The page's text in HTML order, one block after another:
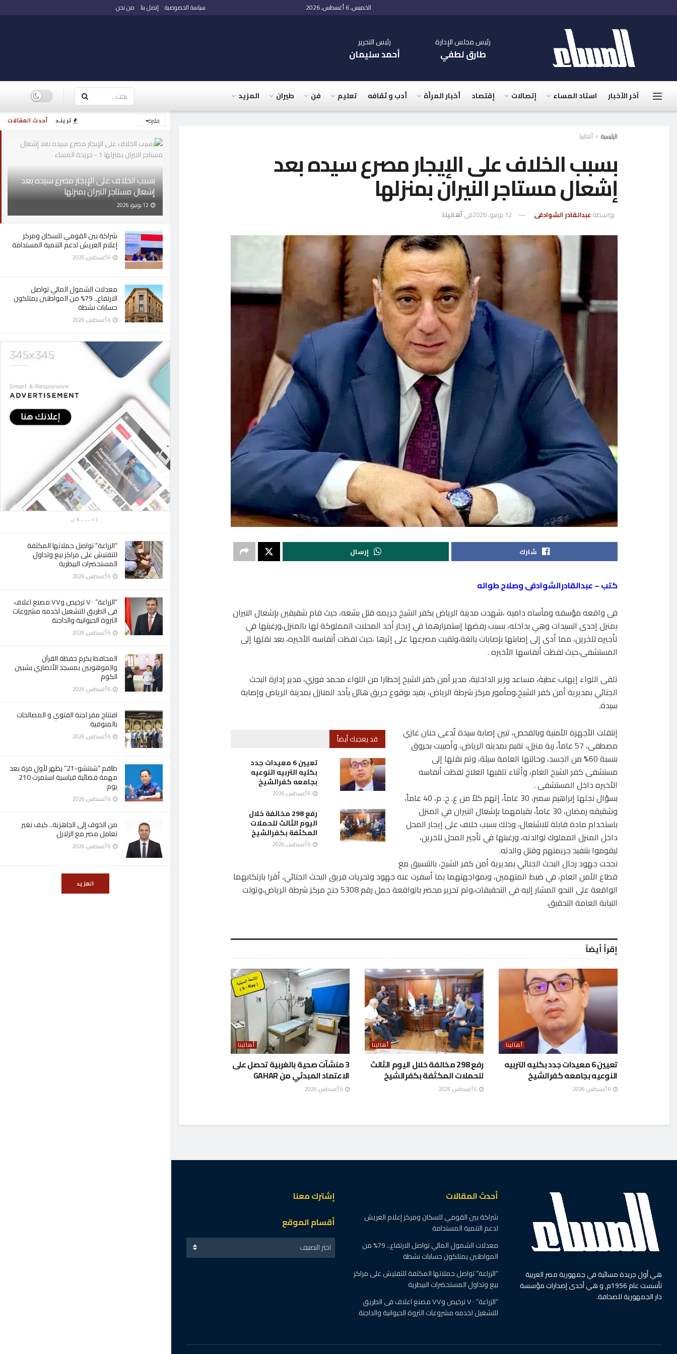
أحدث المقالات ترينـد فلترة
بسبب الخلاف على الإيجار مصرع سيده بعد
إشعال مستاجر النيران بمنزلها
شراكة بين القومي للسكان ومركز
إعلام العريش لدعم التنمية المستدامة
معدلات الشمول المالي تواصل
الارتفاع.. 79% من المواطنين يمتلكون
حسابات نشطة
إعـــلان
“الزراعة” تواصل حملاتها المكثفة
للتفتيش على مراكز بيع وتداول
المستحضرات البيطرية
“الزراعة” ٧٠٠ ترخيص و٧٧ مصنع اعلاف
فى الطريق للتشغيل لخدمه مشروعات
الثروة الحيوانية والداجنة
المحافظ يكرم حفظة القرآن
والموهوبين بمسجد الأنصاري بشبين
الكوم
افتتاح مقر لجنة الفتوي و المصالحات
بالمنوفية
طاقم “شنتشو-21” يظهر لأول مرة بعد
مهمة فضائية قياسية استمرت 210
يوم
من الخوف إلى الجاهزية.. كيف تغير
تعامل مصر مع الزلازل
المزيد
الخميس, 6 أغسطس, 2026 سياسة الخصوصية إتصل بنا من نحن
رئيس مجلس الإدارة
طارق لطفي
رئيس التحرير
أحمد سليمان
آخر الأخبار استاد المساء إتصالات إقتصاد أخبار المرأة أدب و ثقافه تعليم فن طيران المزيد
الرئيسية أهالينا
بسبب الخلاف على الإيجار مصرع سيده بعد
إشعال مستاجر النيران بمنزلها
بواسطة عبدالقادر الشوادفى 12 يونيو، 2026 فيأهالينا
شارك إرسال
كتب – عبدالقادرالشوادفى وصلاح طواله
فى واقعه مؤسفه ومأساه داميه ،شهدت مدينة الرياض بكفر الشيخ جريمه قتل بشعه، حيث قام شقيقين بإشعال النيران
بمنزل إحدى السيدات وهي بداخله، بسبب رفضها إستمرارهما في إيجار أحد المحلات المملوكة لها بالمنزل،ورغبتها في
تأجيره لآخرين، مما أدى إلى إصابتها بإصابات بالغة،ولقيت مصرعها على إثرها ،حيث لفظت أنفاسه الأخيره، بعد نقلها إلى
المستشفى،حيث لفظت أنفاسها الأخيره .
تلقى اللواء إيهاب عطية، مساعد وزير الداخلية، مدير أمن كفر الشيخ إخطارا من اللواء محمد فوزي، مدير إدارة البحث
الجنائي بمديرية أمن كفر الشيخ،ومأمور مركز شرطة الرياض، يفيد بوقوع حريق هائل بأحد المنازل بمدينة الرياض وإصابة
سيدة.
قد يعجبك أيضاً
تعيين 6 معيدات جدد
بكليه التربيه النوعيه
بجامعه كفرالشيخ
رفع 298 مخالفة خلال
اليوم الثالث للحملات
المكثفة بكفرالشيخ
إنتقلت الأجهزة الأمنية وبالفحص، تبين إصابة سيدة تُدعى حنان غازي
مصطفى، 57 عاماً، ربة منزل، تقيم بمدينه الرياض، وأصيبت بحروق
بنسبة 60% من الجسد، وحالتها العامة سيئة، وتم نقلها إلى
مستشفى كفر الشيخ العام، وأثناء تلقيها العلاج لفظت أنفاسه
الأخيره داخل المستشفى .
بسؤال نجلها إبراهيم سمير، 30 عاماً، إتهم كلاً من ع. ح. م، 40 عاماً،
وشقيقه رمضان، 30 عاماً، بقيامهما بإشعال النيران في المنزل
باستخدام مادة قابلة للاشتعال، وذلك بسبب خلاف على إيجار المحل
داخل المنزل المملوك لوالدته، ورغبتها في تأجير المحل لآخرين،
ليقوموا بتنفيذ جريمتهم وقتل والدته.
نجحت جهود رجال البحث الجنائي بمديرية أمن كفر الشيخ، بالتنسيق مع
قطاع الأمن العام، في ضبط المتهمين، وبمواجهتهما بما أسفرت عنه جهود وتحريات فريق البحث الجنائي، أقرا بارتكابهما
الواقعة على النحو المشار إليه في التحقيقات،وتم تحرير محضر بالواقعة حمل رقم 5308 جنح مركز شرطة الرياض،وتولت
النيابة العامة التحقيق.
إقرأ أيضاً
أهالينا
تعيين 6 معيدات جدد بكليه التربيه
النوعيه بجامعه كفرالشيخ
أهالينا
رفع 298 مخالفة خلال اليوم الثالث
للحملات المكثفة بكفرالشيخ
أهالينا
3 منشآت صحية بالغربية تحصل على
الاعتماد المبدئي من GAHAR
هي أول جريدة مسائية في جمهورية مصر العربية
تأسست عام 1956م, و هي أحدى إصدارات مؤسسة
دار الجمهورية للصحافة.
أحدث المقالات
شراكة بين القومي للسكان ومركز إعلام العريش
لدعم التنمية المستدامة
معدلات الشمول المالي تواصل الارتفاع.. 79% من
المواطنين يمتلكون حسابات نشطة
“الزراعة” تواصل حملاتها المكثفة للتفتيش على مراكز
بيع وتداول المستحضرات البيطرية
“الزراعة” ٧٠٠ ترخيص و٧٧ مصنع اعلاف فى الطريق
للتشغيل لخدمه مشروعات الثروة الحيوانية والداجنة
إشترك معنا
أقسام الموقع
اختر التصنيف